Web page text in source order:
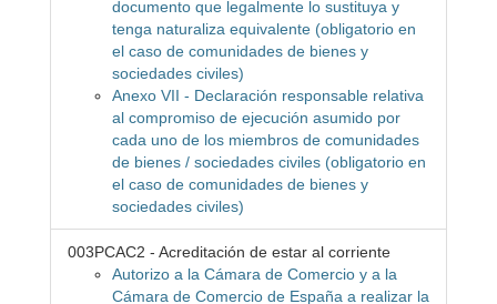
documento que legalmente lo sustituya y
tenga naturaliza equivalente (obligatorio en
el caso de comunidades de bienes y
sociedades civiles)
Anexo VII - Declaración responsable relativa
al compromiso de ejecución asumido por
cada uno de los miembros de comunidades
de bienes / sociedades civiles (obligatorio en
el caso de comunidades de bienes y
sociedades civiles)
003PCAC2 - Acreditación de estar al corriente
Autorizo a la Cámara de Comercio y a la
Cámara de Comercio de España a realizar la